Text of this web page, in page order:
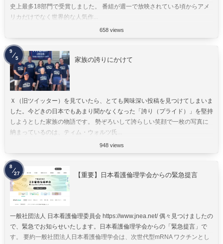
史上最多18部門で受賞しました。 番組が週一で放映されている頃からアメ
リカだけでなく世界的な人気作...
658 views
家族の誇りにかけて
Ｘ（旧ツイッター）を見ていたら、とても興味深い投稿を見つけてしまいま
した。今どきの日本でもあまり聞かなくなった「誇り（プライド）」を堅持
しようとした家族の物語です。 勢ぞろいして誇らしい笑顔で一枚の写真に
納まっているのは、ティム・ウォルツ氏...
948 views
9
5
【重要】日本看護倫理学会からの緊急提言
一般社団法人 日本看護倫理委員会 https://www.jnea.net/ 偶々見つけましたの
で、緊急でお知らせいたします。日本看護倫理学会からの「緊急提言」で
す。 要約一般社団法人日本看護倫理学会は、次世代型mRNA ワクチンとし
8
27